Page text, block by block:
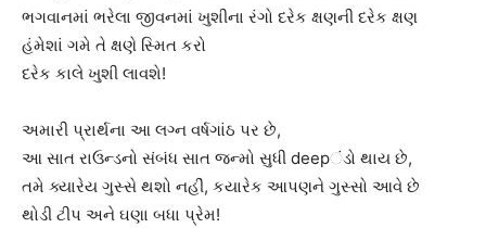
ભગવાનમાં ભરેલા જીવનમાં ખુશીના રંગો દરેક ક્ષણની દરેક ક્ષણ
હંમેશાં ગમે તે ક્ષણે સ્મિત કરો
દરેક કાલે ખુશી લાવશે!
અમારી પ્રાર્થના આ લગ્ન વર્ષગાંઠ પર છે,
આ સાત રાઉન્ડનો સંબંધ સાત જન્મો સુધી deepંડો થાય છે,
તમે ક્યારેય ગુસ્સે થશો નહીં, કયારેક આપણને ગુસ્સો આવે છે
થોડી ટીપ અને ઘણા બધા પ્રેમ!